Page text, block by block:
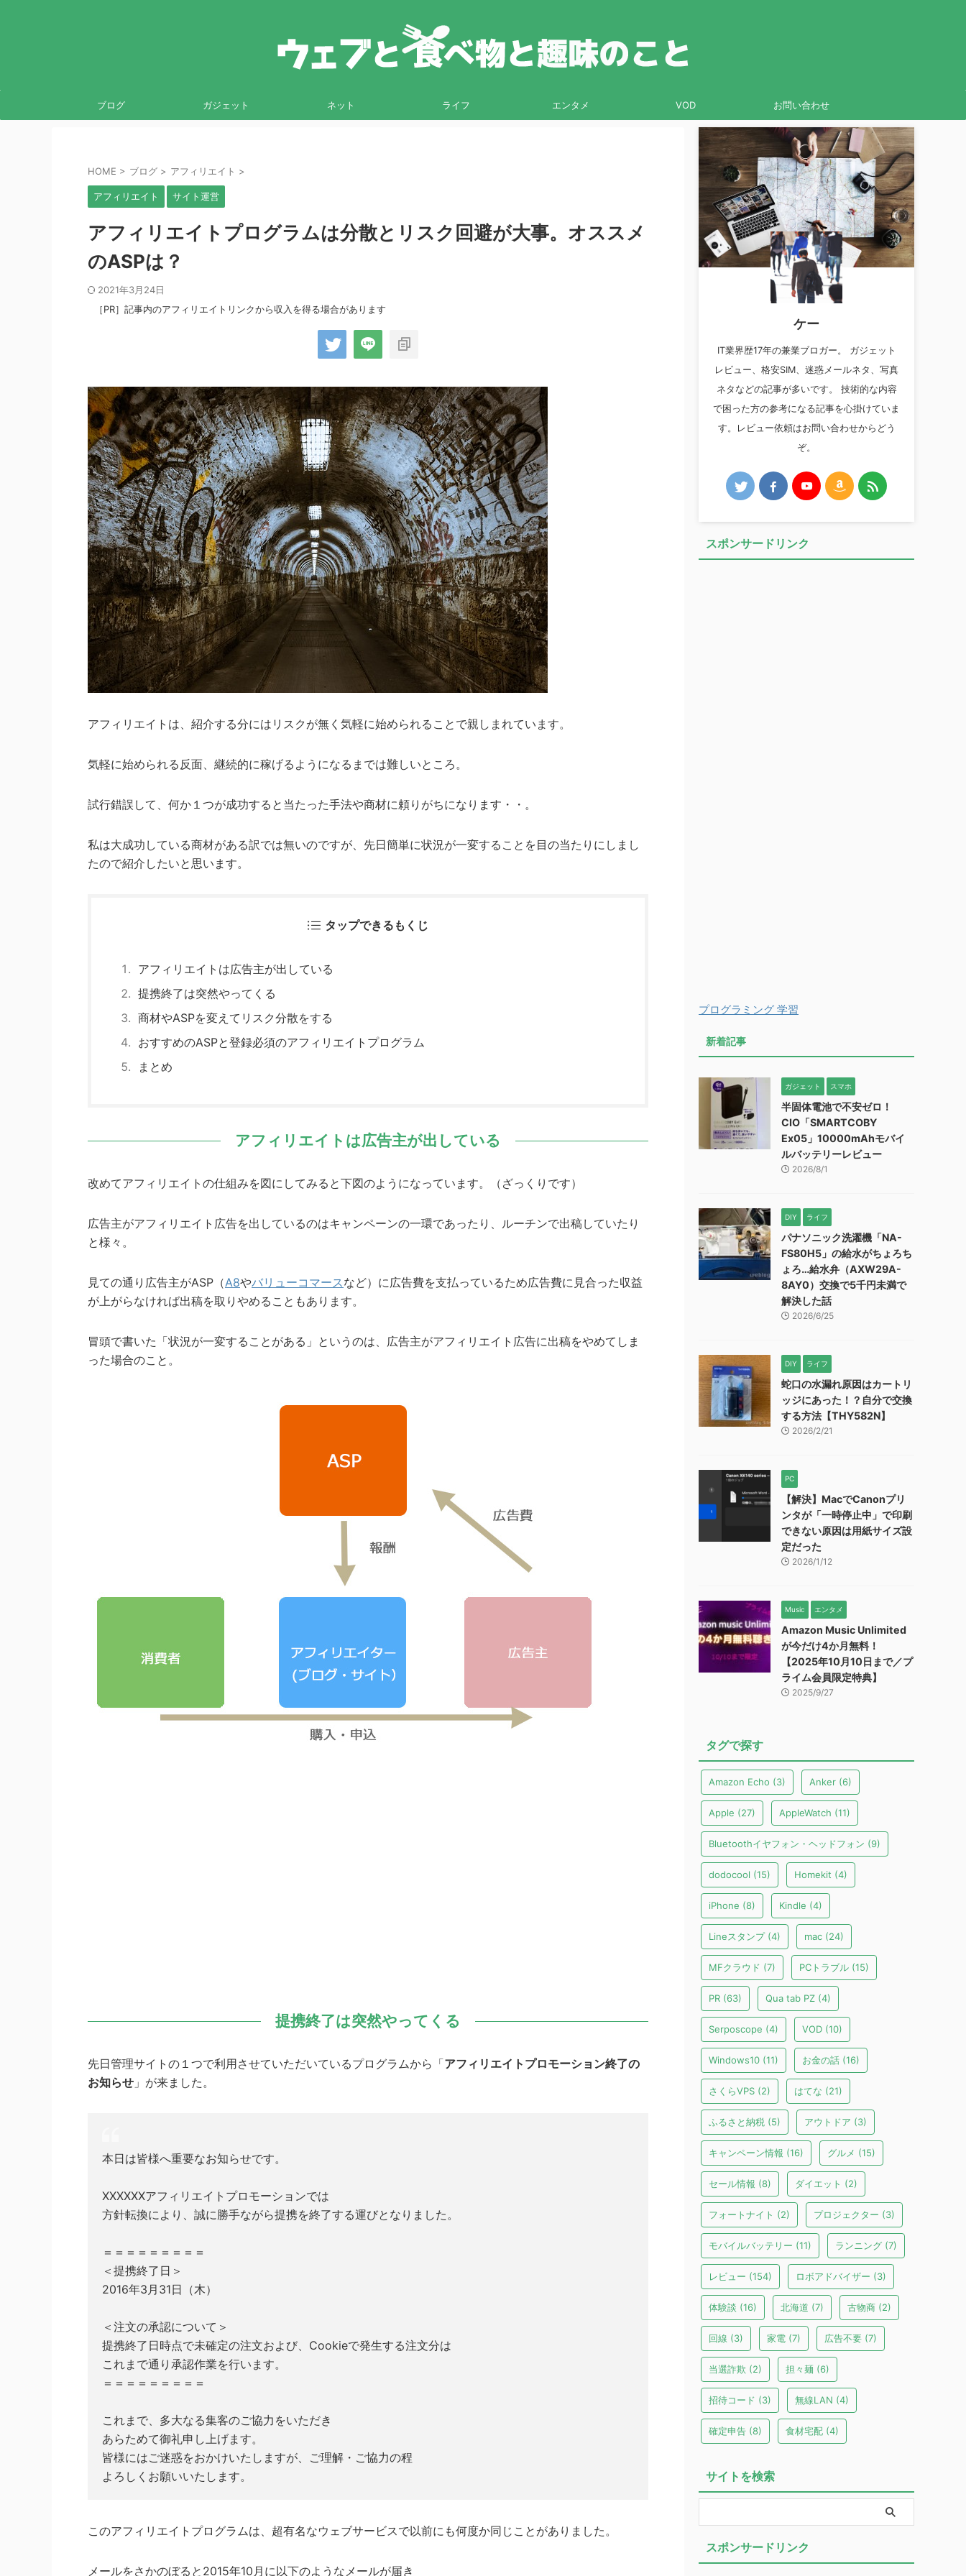
ブログ ガジェット ネット ライフ エンタメ VOD お問い合わせ
HOME > ブログ > アフィリエイト >
アフィリエイト サイト運営
アフィリエイトプログラムは分散とリスク回避が大事。オススメ
のASPは？
2021年3月24日
［PR］記事内のアフィリエイトリンクから収入を得る場合があります
アフィリエイトは、紹介する分にはリスクが無く気軽に始められることで親しまれています。
気軽に始められる反面、継続的に稼げるようになるまでは難しいところ。
試行錯誤して、何か１つが成功すると当たった手法や商材に頼りがちになります・・。
私は大成功している商材がある訳では無いのですが、先日簡単に状況が一変することを目の当たりにしまし
たので紹介したいと思います。
タップできるもくじ
アフィリエイトは広告主が出している
提携終了は突然やってくる
商材やASPを変えてリスク分散をする
おすすめのASPと登録必須のアフィリエイトプログラム
まとめ
アフィリエイトは広告主が出している
改めてアフィリエイトの仕組みを図にしてみると下図のようになっています。（ざっくりです）
広告主がアフィリエイト広告を出しているのはキャンペーンの一環であったり、ルーチンで出稿していたり
と様々。
見ての通り広告主がASP（A8やバリューコマース など）に広告費を支払っているため広告費に見合った収益
が上がらなければ出稿を取りやめることもあります。
冒頭で書いた「状況が一変することがある」というのは、広告主がアフィリエイト広告に出稿をやめてしま
った場合のこと。
提携終了は突然やってくる
先日管理サイトの１つで利用させていただいているプログラムから「アフィリエイトプロモーション終了の
お知らせ 」が来ました。
本日は皆様へ重要なお知らせです。
XXXXXXアフィリエイトプロモーションでは
方針転換により、誠に勝手ながら提携を終了する運びとなりました。
＝＝＝＝＝＝＝＝＝
＜提携終了日＞
2016年3月31日（木）
＜注文の承認について＞
提携終了日時点で未確定の注文および、Cookieで発生する注文分は
これまで通り承認作業を行います。
＝＝＝＝＝＝＝＝＝
これまで、多大なる集客のご協力をいただき
あらためて御礼申し上げます。
皆様にはご迷惑をおかけいたしますが、ご理解・ご協力の程
よろしくお願いいたします。
このアフィリエイトプログラムは、超有名なウェブサービスで以前にも何度か同じことがありました。
メールをさかのぼると2015年10月に以下のようなメールが届き
ケー
IT業界歴17年の兼業ブロガー。 ガジェット
レビュー、格安SIM、迷惑メールネタ、写真
ネタなどの記事が多いです。 技術的な内容
で困った方の参考になる記事を心掛けていま
す。レビュー依頼はお問い合わせからどう
ぞ。
スポンサードリンク
プログラミング 学習
新着記事
ガジェット スマホ
半固体電池で不安ゼロ！
CIO「SMARTCOBY
Ex05」10000mAhモバイ
ルバッテリーレビュー
2026/8/1
DIY ライフ
パナソニック洗濯機「NA-
FS80H5」の給水がちょろち
ょろ…給水弁（AXW29A-
8AY0）交換で5千円未満で
解決した話
2026/6/25
DIY ライフ
蛇口の水漏れ原因はカートリ
ッジにあった！？自分で交換
する方法【THY582N】
2026/2/21
PC
【解決】MacでCanonプリ
ンタが「一時停止中」で印刷
できない原因は用紙サイズ設
定だった
2026/1/12
Music エンタメ
Amazon Music Unlimited
が今だけ4か月無料！
【2025年10月10日まで／プ
ライム会員限定特典】
2025/9/27
タグで探す
Amazon Echo (3) Anker (6)
Apple (27) AppleWatch (11)
Bluetoothイヤフォン・ヘッドフォン (9)
dodocool (15) Homekit (4)
iPhone (8) Kindle (4)
Lineスタンプ(4) mac (24)
MFクラウド (7) PCトラブル (15)
PR (63) Qua tab PZ (4)
Serposcope (4) VOD (10)
Windows10 (11) お金の話 (16)
さくらVPS (2) はてな (21)
ふるさと納税 (5) アウトドア (3)
キャンペーン情報 (16) グルメ (15)
セール情報 (8) ダイエット (2)
フォートナイト (2) プロジェクター (3)
モバイルバッテリー (11) ランニング (7)
レビュー (154) ロボアドバイザー (3)
体験談 (16) 北海道 (7) 古物商 (2)
回線 (3) 家電 (7) 広告不要 (7)
当選詐欺 (2) 担々麺 (6)
招待コード (3) 無線LAN (4)
確定申告 (8) 食材宅配 (4)
サイトを検索
スポンサードリンク